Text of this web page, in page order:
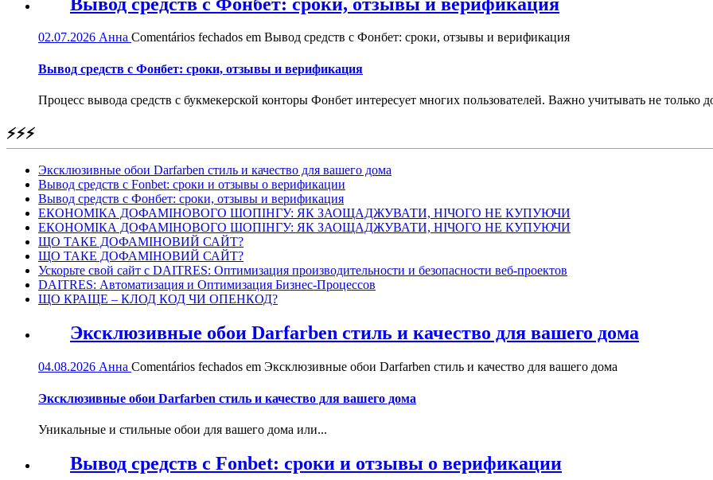
02.07.2026 Анна Comentários fechados em Вывод средств с Фонбет: сроки, отзывы и верификация
Вывод средств с Фонбет: сроки, отзывы и верификация
Процесс вывода средств с букмекерской конторы Фонбет интересует многих пользователей. Важно учитывать не только
⚡⚡⚡
Эксклюзивные обои Darfarben стиль и качество для вашего дома
Вывод средств с Fonbet: сроки и отзывы о верификации
Вывод средств с Фонбет: сроки, отзывы и верификация
ЕКОНОМІКА ДОФАМІНОВОГО ШОПІНГУ: ЯК ЗАОЩАДЖУВАТИ, НІЧОГО НЕ КУПУЮЧИ
ЕКОНОМІКА ДОФАМІНОВОГО ШОПІНГУ: ЯК ЗАОЩАДЖУВАТИ, НІЧОГО НЕ КУПУЮЧИ
ЩО ТАКЕ ДОФАМІНОВИЙ САЙТ?
ЩО ТАКЕ ДОФАМІНОВИЙ САЙТ?
Ускорьте свой сайт с DAITRES: Оптимизация производительности и безопасности веб-проектов
DAITRES: Автоматизация и Оптимизация Бизнес-Процессов
ЩО КРАЩЕ – КЛОД КОД ЧИ ОПЕНКОД?
Эксклюзивные обои Darfarben стиль и качество для вашего дома
04.08.2026 Анна Comentários fechados em Эксклюзивные обои Darfarben стиль и качество для вашего дома
Эксклюзивные обои Darfarben стиль и качество для вашего дома
Уникальные и стильные обои для вашего дома или...
Вывод средств с Fonbet: сроки и отзывы о верификации